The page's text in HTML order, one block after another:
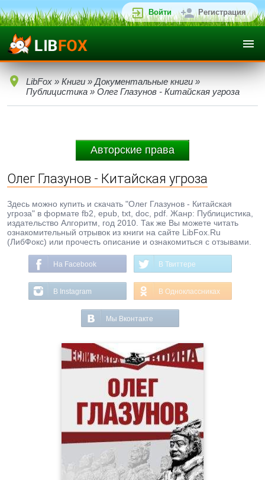
Войти Регистрация
LibFox » Книги » Документальные книги »
Публицистика » Олег Глазунов - Китайская угроза
Авторские права
Олег Глазунов - Китайская угроза
Здесь можно купить и скачать "Олег Глазунов - Китайская
угроза" в формате fb2, epub, txt, doc, pdf. Жанр: Публицистика,
издательство Алгоритм, год 2010. Так же Вы можете читать
ознакомительный отрывок из книги на сайте LibFox.Ru
(ЛибФокс) или прочесть описание и ознакомиться с отзывами.
На Facebook В Твиттере
В Instagram В Одноклассниках
Мы Вконтакте